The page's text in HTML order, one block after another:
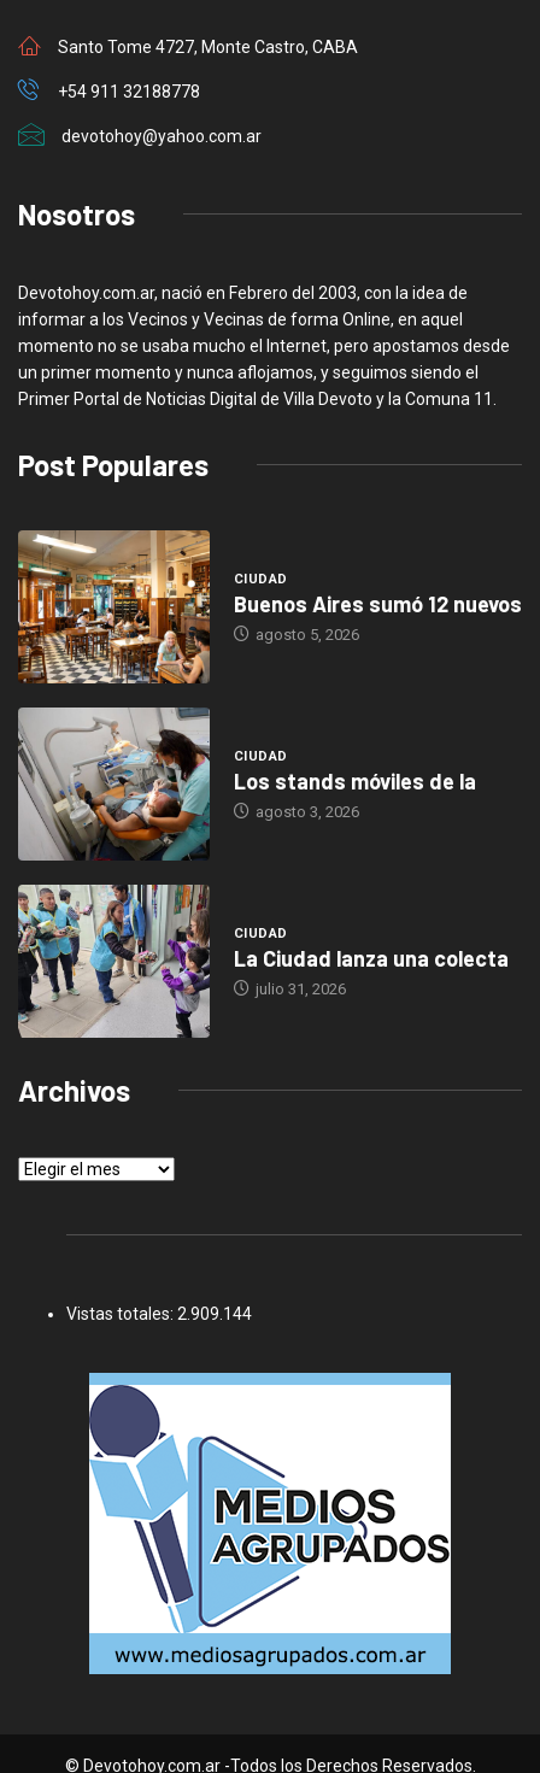
Santo Tome 4727, Monte Castro, CABA
+54 911 32188778
devotohoy@yahoo.com.ar
Nosotros
Devotohoy.com.ar, nació en Febrero del 2003, con la idea de
informar a los Vecinos y Vecinas de forma Online, en aquel
momento no se usaba mucho el Internet, pero apostamos desde
un primer momento y nunca aflojamos, y seguimos siendo el
Primer Portal de Noticias Digital de Villa Devoto y la Comuna 11.
Post Populares
CIUDAD
Buenos Aires sumó 12 nuevos
agosto 5, 2026
CIUDAD
Los stands móviles de la
agosto 3, 2026
CIUDAD
La Ciudad lanza una colecta
julio 31, 2026
Archivos
Archivos
Vistas totales: 2.909.144
© Devotohoy.com.ar -Todos los Derechos Reservados.